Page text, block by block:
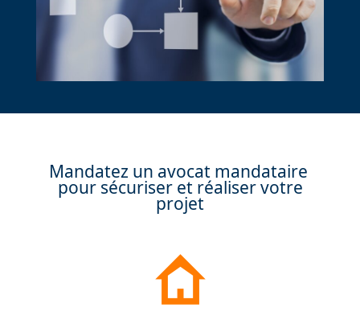
Mandatez un avocat mandataire
pour sécuriser et réaliser votre
projet